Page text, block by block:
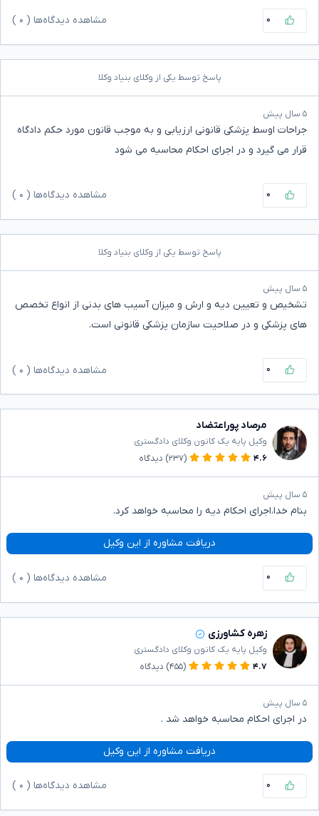
۰ مشاهده دیدگاه‌ها ( ۰
پاسخ توسط یکی از وکلای بنیاد وکلا
۵ سال پیش
جراحات اوسط پزشکی قانونی ارزیابی و به موجب قانون مورد حکم دادگاه
قرار می گیرد و در اجرای احکام محاسبه می شود
۰ مشاهده دیدگاه‌ها ( ۰
پاسخ توسط یکی از وکلای بنیاد وکلا
۵ سال پیش
تشخیص و تعیین دیه و ارش و میزان آسیب های بدنی از انواع تخصص
های پزشکی و در صلاحیت سازمان پزشکی قانونی است.
۰ مشاهده دیدگاه‌ها ( ۰
مرصاد پوراعتضاد
وکیل پایه یک کانون وکلای دادگستری
۴.۶
(۲۳۷) دیدگاه
۵ سال پیش
بنام خدا،اجرای احکام دیه را محاسبه خواهد کرد.
دریافت مشاوره از این وکیل
۰ مشاهده دیدگاه‌ها ( ۰
زهره کشاورزی
وکیل پایه یک کانون وکلای دادگستری
۴.۷
(۴۵۵) دیدگاه
۵ سال پیش
در اجرای احکام محاسبه خواهد شد .
دریافت مشاوره از این وکیل
۰ مشاهده دیدگاه‌ها ( ۰